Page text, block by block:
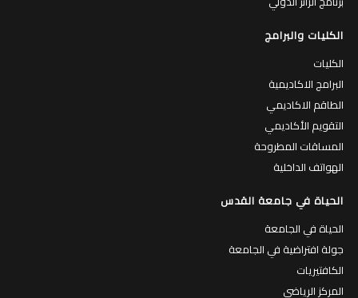
الكليات والبرامج
الكليات
البرامج الاكاديمية
الطاقم الاكاديمي
التقويم الأكاديمي
المساقات المطروحة
الهواتف الداخلية
الحياة في جامعة القدس
الحياة في الجامعة
جولة افتراضية في الجامعة
الكافتيريات
المركز الرياضي